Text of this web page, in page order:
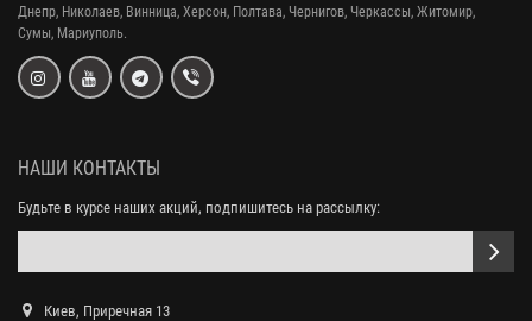
Днепр, Николаев, Винница, Херсон, Полтава, Чернигов, Черкассы, Житомир,
Сумы, Мариуполь.
НАШИ КОНТАКТЫ
Будьте в курсе наших акций, подпишитесь на рассылку:
Киев, Приречная 13